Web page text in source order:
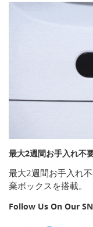
最大2週間お手入れ不
最大2週間お手入れ
棄ボックスを搭載。
Follow Us On Our